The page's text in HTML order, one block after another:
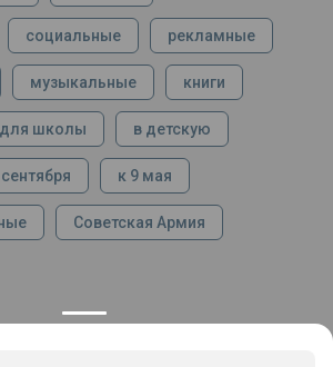
социальные рекламные
музыкальные книги
для школы в детскую
к 9 мая
Советская Армия